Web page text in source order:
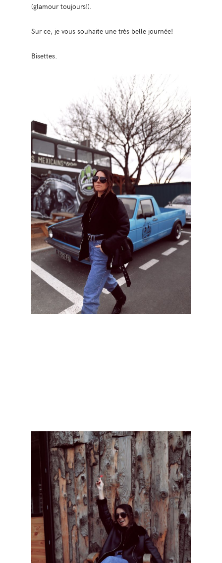
(glamour toujours!).
Sur ce, je vous souhaite une très belle journée!
Bisettes.